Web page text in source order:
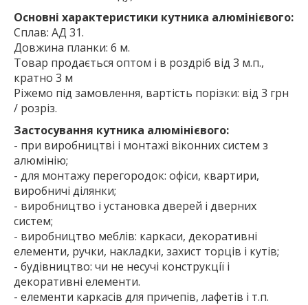
Основні характеристики кутника алюмінієвого:
Сплав: АД 31.
Довжина планки: 6 м.
Товар продається оптом і в роздріб від 3 м.п.,
кратно 3 м
Ріжемо під замовлення, вартість порізки: від 3 грн
/ розріз.
Застосування кутника алюмінієвого:
- при виробництві і монтажі віконних систем з
алюмінію;
- для монтажу перегородок: офіси, квартири,
виробничі ділянки;
- виробництво і установка дверей і дверних
систем;
- виробництво меблів: каркаси, декоративні
елементи, ручки, накладки, захист торців і кутів;
- будівництво: чи не несучі конструкції і
декоративні елементи.
- елементи каркасів для причепів, лафетів і т.п.